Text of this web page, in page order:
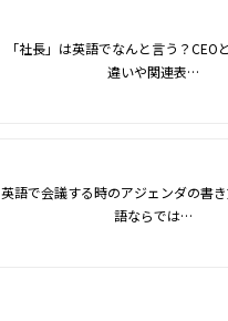
「社長」は英語でなんと言う？CEO
違いや関連表…
英語で会議する時のアジェンダの書
語ならでは…